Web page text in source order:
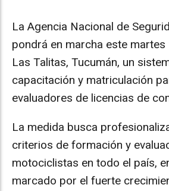
La Agencia Nacional de
pondrá en marcha este martes
Las Talitas, Tucumán, un
capacitación y matriculación
evaluadores de licencias de
La medida busca
criterios de formación y
motociclistas en todo el país,
marcado por el fuerte